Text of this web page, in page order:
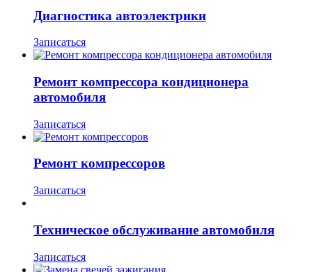
Диагностика автоэлектрики
Записаться
Ремонт компрессора кондиционера
автомобиля
Записаться
Ремонт компрессоров
Записаться
Техническое обслуживание автомобиля
Записаться